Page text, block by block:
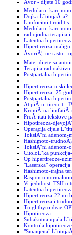
Ăvor - dijete 10
Medularni
Dojka-ĹˇtitnjaĂ¨a?
Limfocitni tiroiditis i
Medularni
radiojodna terapija i
Latentna
Hipertireoza-
ĂvoriĂ¦i ne rastu -
Mate- dijete sa
Terapija
Postpartalna
Hipertireoza-niski
Hipertireoza- 25 god
Postpartalna
AtipiĂ¨ni tireociti-
KroniĂ¨na
ProĂ¨itati tekstove
Hipotireoza-
Operacija cijele
ToksiĂ¨ni adenom-
Hashimoto-
ToksiĂ¨ni adenom-
CitoloĹˇka
Op hipertireoze-
"Laserska" operacija
Hashimoto-trajna
Raspon u
Vrijednbosti TSH u
Latentna
Hipertireoza-22 mj
Hipertireoza i
Tu gl.thyroideae-
Hipotireoza
Subakutna upala
Kontrola hipotireoze
"Smanjena"